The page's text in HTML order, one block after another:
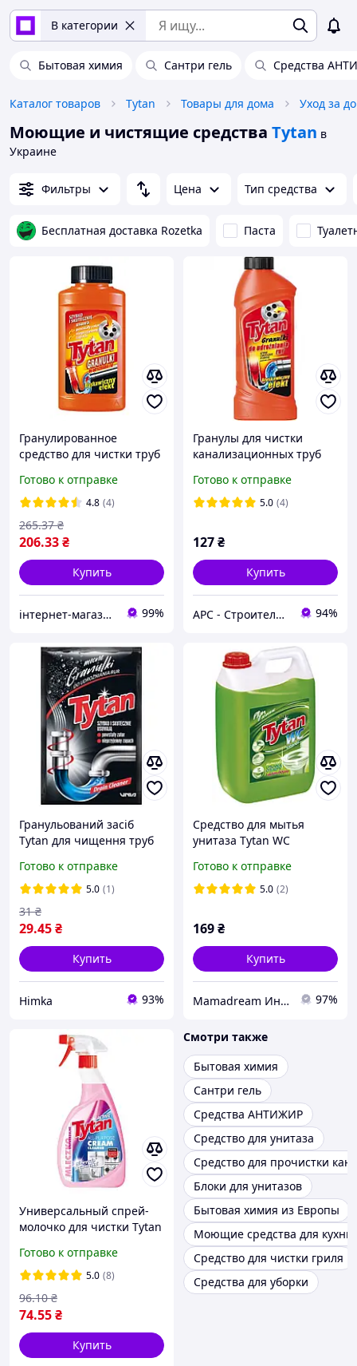
В категории
Бытовая химия Сантри гель Средства
Каталог товаров Tytan Товары для дома Уход за
Моющие и чистящие средства Tytan в
Украине
Фильтры Цена Тип средства
Бесплатная доставка Rozetka Паста
Гранулированное
средство для чистки труб
Готово к отправке
4.8 (4)
206.33₴
265.37 ₴
Купить
інтернет-магазин KLIK 99%
Гранулы для чистки
канализационных труб
Готово к отправке
5.0 (4)
127₴
Купить
АРС - Строительный интернет-гипермаркет 94%
Гранульований засіб
Tytan для чищення труб
Готово к отправке
5.0 (1)
29.45₴
31 ₴
Купить
Himka 93%
Средство для мытья
унитаза Tytan WC
Готово к отправке
5.0 (2)
169₴
Купить
Mamadream Интернет магазин 97%
Универсальный спрей-
молочко для чистки Tytan
Готово к отправке
5.0 (8)
74.55₴
96.10 ₴
Купить
Смотри также
Бытовая химия
Сантри гель
Средства АНТИЖИР
Средство для унитаза
Средство для прочистки
Блоки для унитазов
Бытовая химия из Европы
Моющие средства для кухни
Средство для чистки гриля
Средства для уборки